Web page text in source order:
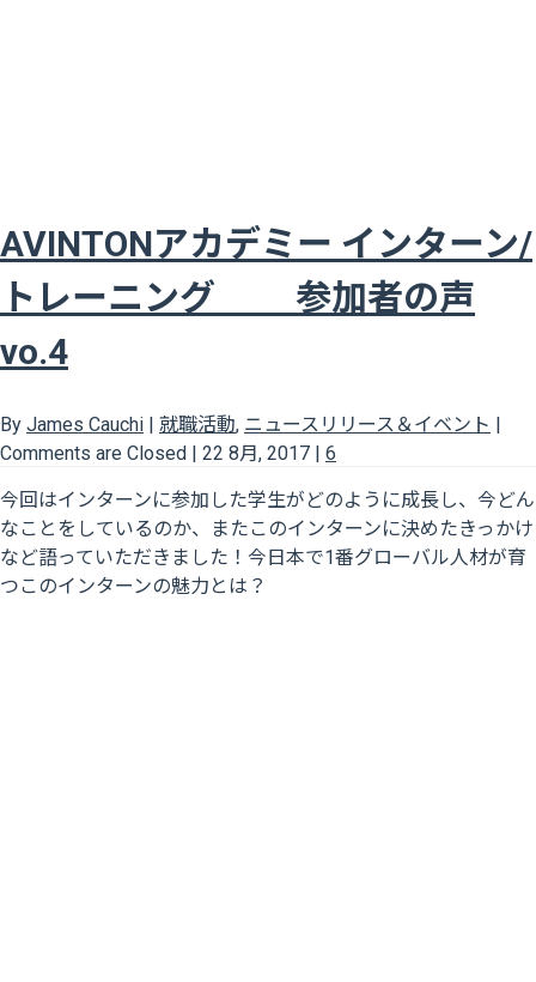
AVINTONアカデミー インターン/
トレーニング 参加者の声
vo.4
By James Cauchi | 就職活動, ニュースリリース＆イベント |
Comments are Closed | 22 8月, 2017 | 6
今回はインターンに参加した学生がどのように成長し、今どん
なことをしているのか、またこのインターンに決めたきっかけ
など語っていただきました！今日本で1番グローバル人材が育
つこのインターンの魅力とは？